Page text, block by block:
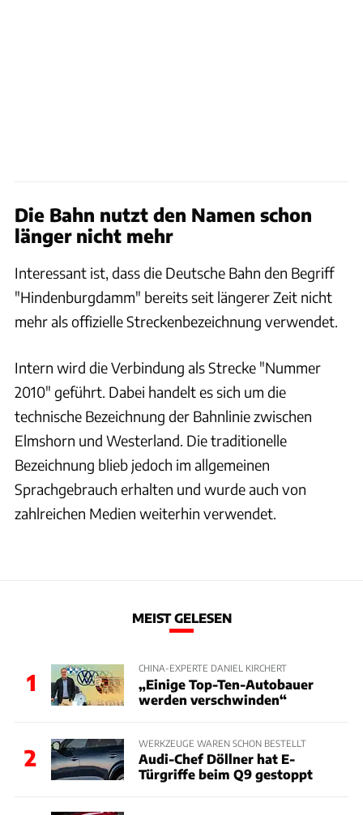
Die Bahn nutzt den Namen schon
länger nicht mehr
Interessant ist, dass die Deutsche Bahn den Begriff
"Hindenburgdamm" bereits seit längerer Zeit nicht
mehr als offizielle Streckenbezeichnung verwendet.
Intern wird die Verbindung als Strecke "Nummer
2010" geführt. Dabei handelt es sich um die
technische Bezeichnung der Bahnlinie zwischen
Elmshorn und Westerland. Die traditionelle
Bezeichnung blieb jedoch im allgemeinen
Sprachgebrauch erhalten und wurde auch von
zahlreichen Medien weiterhin verwendet.
MEIST GELESEN
1
CHINA-EXPERTE DANIEL KIRCHERT
„Einige Top-Ten-Autobauer
werden verschwinden“
2
WERKZEUGE WAREN SCHON BESTELLT
Audi-Chef Döllner hat E-
Türgriffe beim Q9 gestoppt